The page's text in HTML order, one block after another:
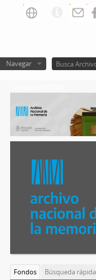
Navegar
Fondos
Búsqueda rápida